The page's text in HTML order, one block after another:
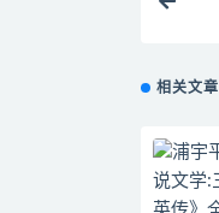
相关文章